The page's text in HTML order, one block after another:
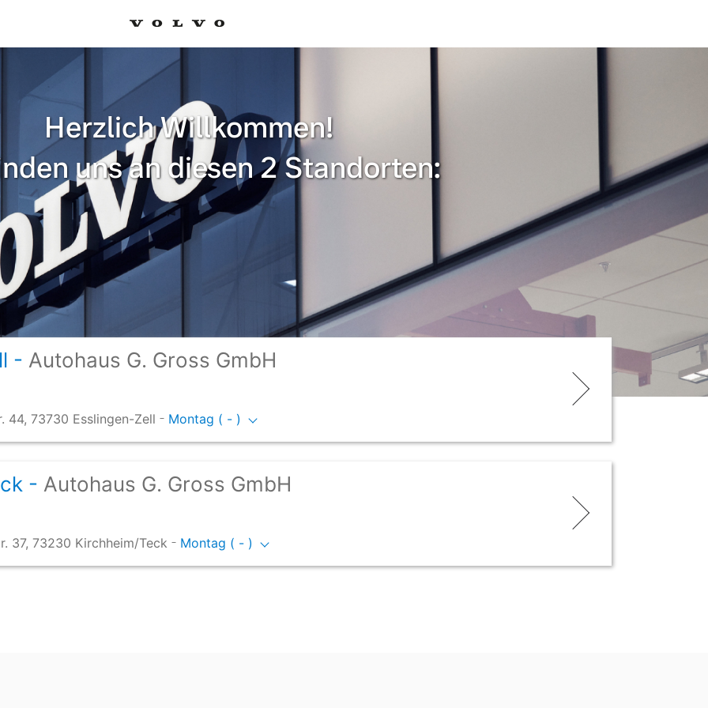
Herzlich Willkommen!
uns an diesen 2 Standorten:
- Autohaus G. Gross GmbH
44, 73730 Esslingen-Zell - Montag ( - )
- Autohaus G. Gross GmbH
37, 73230 Kirchheim/Teck - Montag ( - )